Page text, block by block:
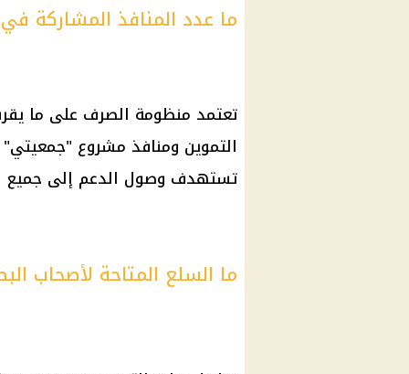
ما عدد المنافذ المشاركة
التموين ومنافذ مشروع
تستهدف وصول الدعم إلى جميع
ما السلع المتاحة لأصحاب